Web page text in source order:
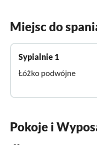
Miejsc do
Sypialnie 1
Łóżko podwójne
Pokoje i